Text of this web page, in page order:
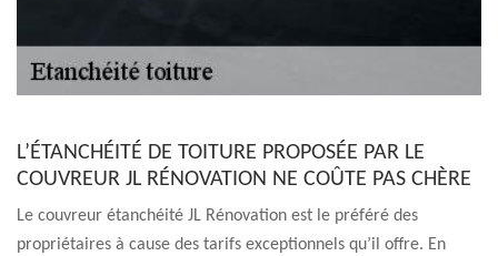
L’ÉTANCHÉITÉ DE TOITURE PROPOSÉE PAR LE
COUVREUR JL RÉNOVATION NE COÛTE PAS CHÈRE
Le couvreur étanchéité JL Rénovation est le préféré des
propriétaires à cause des tarifs exceptionnels qu’il offre. En